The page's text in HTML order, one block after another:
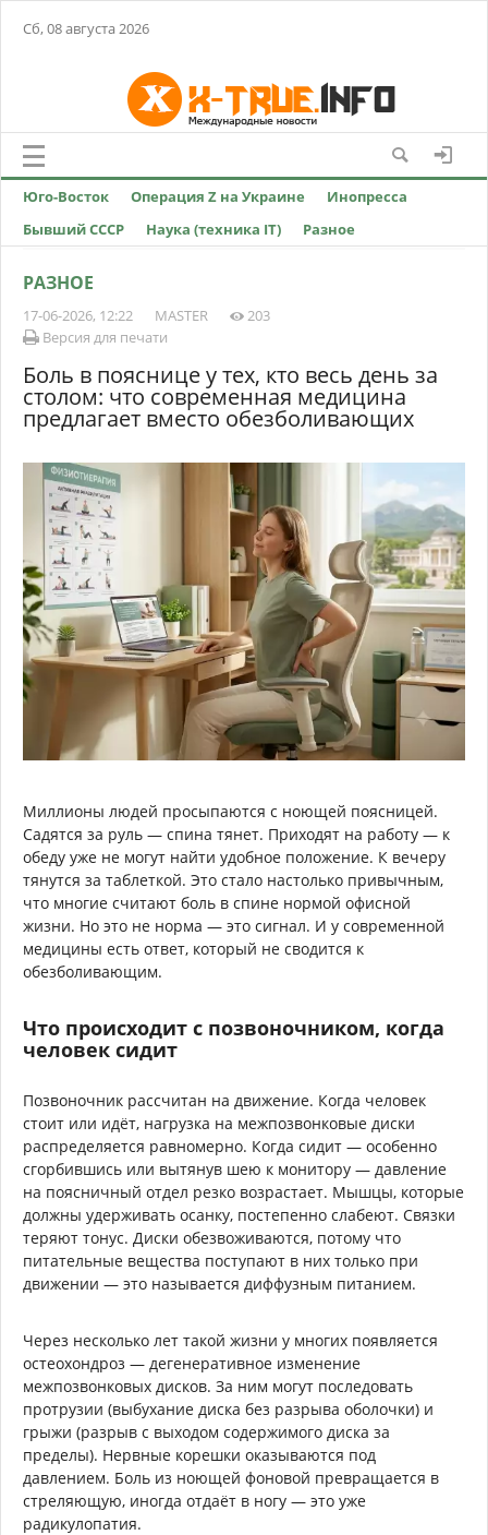
Сб, 08 августа 2026
Юго-Восток Операция Z на Украине
Инопресса
Бывший СССР
Наука (техника IT) Разное
РАЗНОЕ
17-06-2026, 12:22 MASTER
203
Версия для печати
Боль в пояснице у тех, кто весь день за
столом: что современная медицина
предлагает вместо обезболивающих
Миллионы людей просыпаются с ноющей поясницей.
Садятся за руль — спина тянет. Приходят на работу — к
обеду уже не могут найти удобное положение. К вечеру
тянутся за таблеткой. Это стало настолько привычным,
что многие считают боль в спине нормой офисной
жизни. Но это не норма — это сигнал. И у современной
медицины есть ответ, который не сводится к
обезболивающим.
Что происходит с позвоночником, когда
человек сидит
Позвоночник рассчитан на движение. Когда человек
стоит или идёт, нагрузка на межпозвонковые диски
распределяется равномерно. Когда сидит — особенно
сгорбившись или вытянув шею к монитору — давление
на поясничный отдел резко возрастает. Мышцы, которые
должны удерживать осанку, постепенно слабеют. Связки
теряют тонус. Диски обезвоживаются, потому что
питательные вещества поступают в них только при
движении — это называется диффузным питанием.
Через несколько лет такой жизни у многих появляется
остеохондроз — дегенеративное изменение
межпозвонковых дисков. За ним могут последовать
протрузии (выбухание диска без разрыва оболочки) и
грыжи (разрыв с выходом содержимого диска за
пределы). Нервные корешки оказываются под
давлением. Боль из ноющей фоновой превращается в
стреляющую, иногда отдаёт в ногу — это уже
радикулопатия.